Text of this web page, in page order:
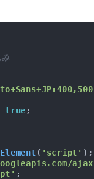
true ;
( 'script' );
;